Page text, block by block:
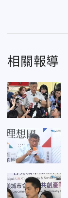
相關報導